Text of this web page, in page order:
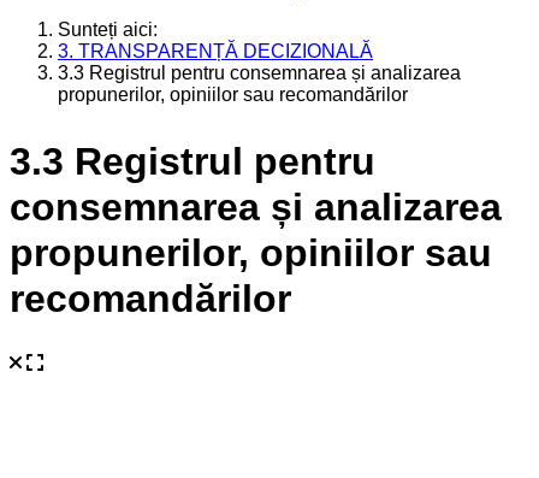
Sunteți aici:
3. TRANSPARENȚĂ DECIZIONALĂ
3.3 Registrul pentru consemnarea și analizarea
propunerilor, opiniilor sau recomandărilor
3.3 Registrul pentru
consemnarea și analizarea
propunerilor, opiniilor sau
recomandărilor